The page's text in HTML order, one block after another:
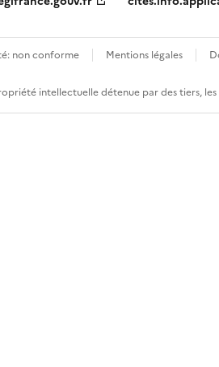
non conforme Mentions légales
intellectuelle détenue par des tiers,